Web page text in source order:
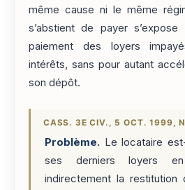
même cause ni le même
s’abstient de payer
paiement des loyers
intérêts, sans pour autant
son dépôt.
CASS. 3E CIV., 5 OCT. 1999,
Problème. Le locataire
ses derniers loyers
indirectement la